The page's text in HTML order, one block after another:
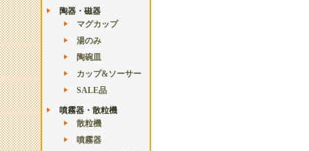
陶器・磁器
マグカップ
湯のみ
陶碗皿
カップ&ソーサー
SALE品
噴霧器・散粒機
散粒機
噴霧器